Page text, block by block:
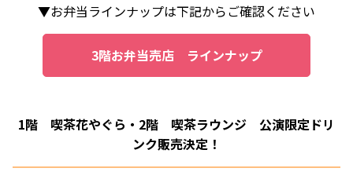
▼お弁当ラインナップは下記からご確認ください
3階お弁当売店 ラインナップ
1階 喫茶花やぐら・2階 喫茶ラウンジ 公演限定ドリ
ンク販売決定！